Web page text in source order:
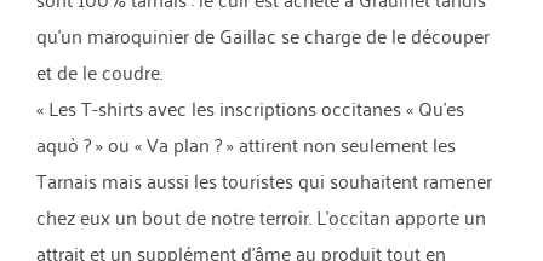
qu’un maroquinier de Gaillac se charge de le découper
et de le coudre.
« Les T-shirts avec les inscriptions occitanes « Qu’es
aquò ? » ou « Va plan ? » attirent non seulement les
Tarnais mais aussi les touristes qui souhaitent ramener
chez eux un bout de notre terroir. L’occitan apporte un
attrait et un supplément d’âme au produit tout en